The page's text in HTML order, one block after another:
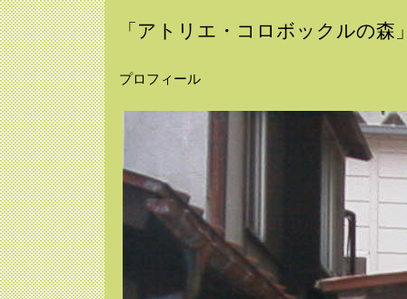
「アトリエ・コロボックルの森
プロフィール